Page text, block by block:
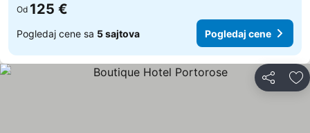
Od 125 €
Pogledaj cene sa 5 sajtova Pogledaj cene
Deli